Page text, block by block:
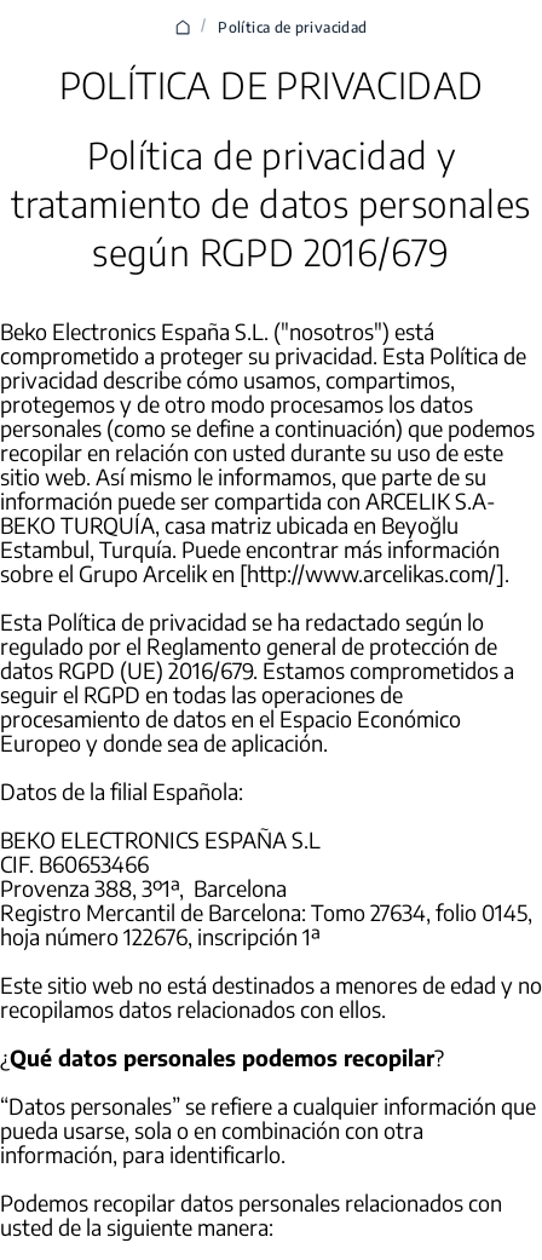
/ Política de privacidad
POLÍTICA DE PRIVACIDAD
Política de privacidad y
tratamiento de datos personales
según RGPD 2016/679
Beko Electronics España S.L. ("nosotros") está
comprometido a proteger su privacidad. Esta Política de
privacidad describe cómo usamos, compartimos,
protegemos y de otro modo procesamos los datos
personales (como se define a continuación) que podemos
recopilar en relación con usted durante su uso de este
sitio web. Así mismo le informamos, que parte de su
información puede ser compartida con ARCELIK S.A-
BEKO TURQUÍA, casa matriz ubicada en Beyoğlu
Estambul, Turquía. Puede encontrar más información
sobre el Grupo Arcelik en [http://www.arcelikas.com/].
Esta Política de privacidad se ha redactado según lo
regulado por el Reglamento general de protección de
datos RGPD (UE) 2016/679. Estamos comprometidos a
seguir el RGPD en todas las operaciones de
procesamiento de datos en el Espacio Económico
Europeo y donde sea de aplicación.
Datos de la filial Española:
BEKO ELECTRONICS ESPAÑA S.L
CIF. B60653466
Provenza 388, 3º1ª, Barcelona
Registro Mercantil de Barcelona: Tomo 27634, folio 0145,
hoja número 122676, inscripción 1ª
Este sitio web no está destinados a menores de edad y no
recopilamos datos relacionados con ellos.
¿Qué datos personales podemos recopilar?
“Datos personales” se refiere a cualquier información que
pueda usarse, sola o en combinación con otra
información, para identificarlo.
Podemos recopilar datos personales relacionados con
usted de la siguiente manera: